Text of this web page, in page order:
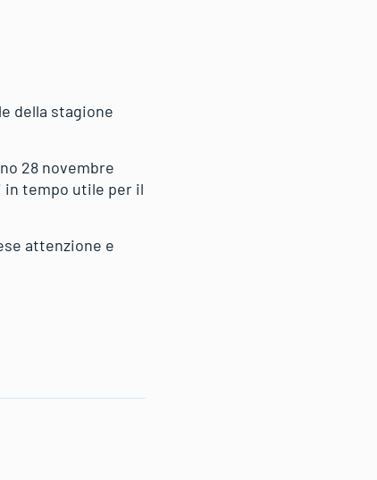
della stagione
28 novembre
in tempo utile per il
attenzione e